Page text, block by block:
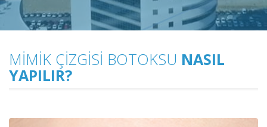
MIMIK ÇIZGISI BOTOKSU NASIL
YAPILIR?